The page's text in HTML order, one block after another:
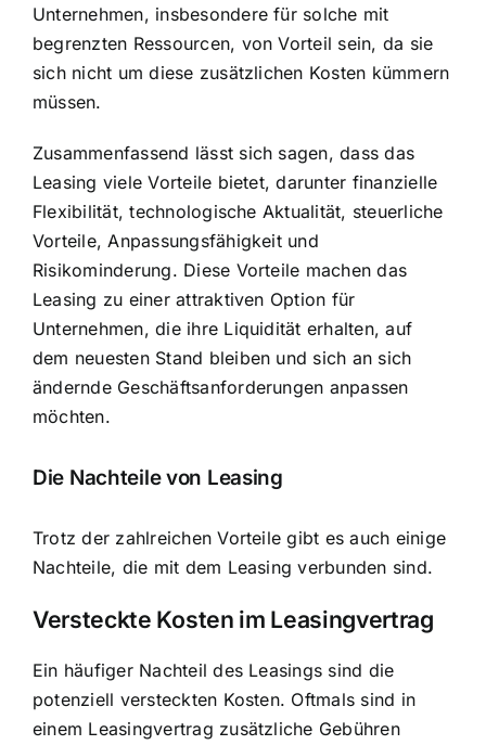
Unternehmen, insbesondere für solche mit
begrenzten Ressourcen, von Vorteil sein, da sie
sich nicht um diese zusätzlichen Kosten kümmern
müssen.
Zusammenfassend lässt sich sagen, dass das
Leasing viele Vorteile bietet, darunter finanzielle
Flexibilität, technologische Aktualität, steuerliche
Vorteile, Anpassungsfähigkeit und
Risikominderung. Diese Vorteile machen das
Leasing zu einer attraktiven Option für
Unternehmen, die ihre Liquidität erhalten, auf
dem neuesten Stand bleiben und sich an sich
ändernde Geschäftsanforderungen anpassen
möchten.
Die Nachteile von Leasing
Trotz der zahlreichen Vorteile gibt es auch einige
Nachteile, die mit dem Leasing verbunden sind.
Versteckte Kosten im Leasingvertrag
Ein häufiger Nachteil des Leasings sind die
potenziell versteckten Kosten. Oftmals sind in
einem Leasingvertrag zusätzliche Gebühren